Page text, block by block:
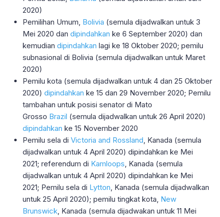
2020)
Pemilihan Umum, Bolivia (semula dijadwalkan untuk 3
Mei 2020 dan dipindahkan ke 6 September 2020) dan
kemudian dipindahkan lagi ke 18 Oktober 2020; pemilu
subnasional di Bolivia (semula dijadwalkan untuk Maret
2020)
Pemilu kota (semula dijadwalkan untuk 4 dan 25 Oktober
2020) dipindahkan ke 15 dan 29 November 2020; Pemilu
tambahan untuk posisi senator di Mato
Grosso Brazil (semula dijadwalkan untuk 26 April 2020)
dipindahkan ke 15 November 2020
Pemilu sela di Victoria and Rossland , Kanada (semula
dijadwalkan untuk 4 April 2020) dipindahkan ke Mei
2021; referendum di Kamloops , Kanada (semula
dijadwalkan untuk 4 April 2020) dipindahkan ke Mei
2021; Pemilu sela di Lytton , Kanada (semula dijadwalkan
untuk 25 April 2020); pemilu tingkat kota, New
Brunswick , Kanada (semula dijadwakan untuk 11 Mei